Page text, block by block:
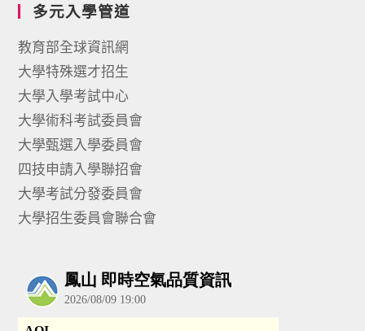
多元入學管道
教育部全球資訊網
大學特殊選才招生
大學入學考試中心
大學術科考試委員會
大學甄選入學委員會
四技申請入學聯招會
大學考試分發委員會
大學招生委員會聯合會